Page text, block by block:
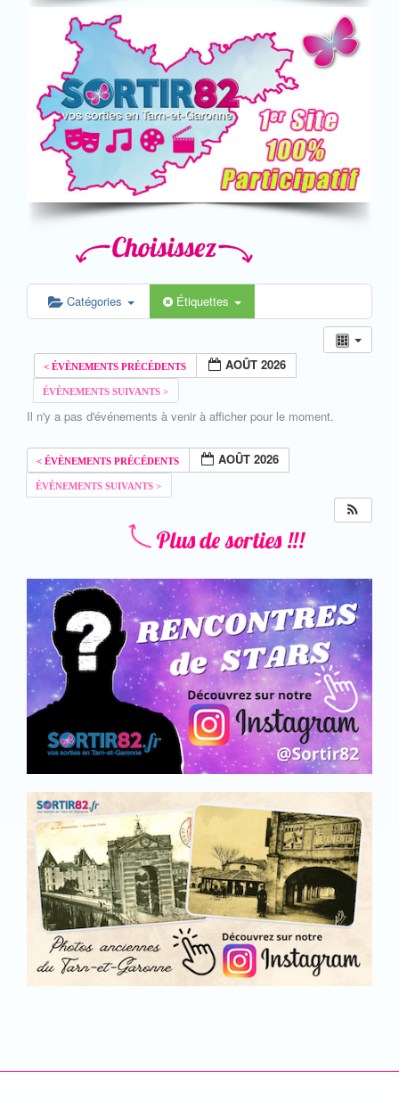
Catégories Étiquettes
AOÛT 2026
Il n'y a pas d'événements à venir à afficher pour le moment.
AOÛT 2026